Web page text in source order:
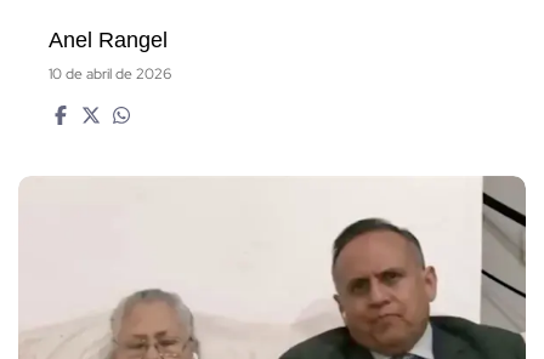
Anel Rangel
10 de abril de 2026